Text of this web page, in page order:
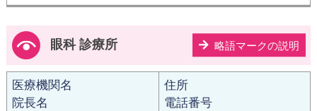
眼科 診療所 略語マークの説明
医療機関名
院長名
住所
電話番号